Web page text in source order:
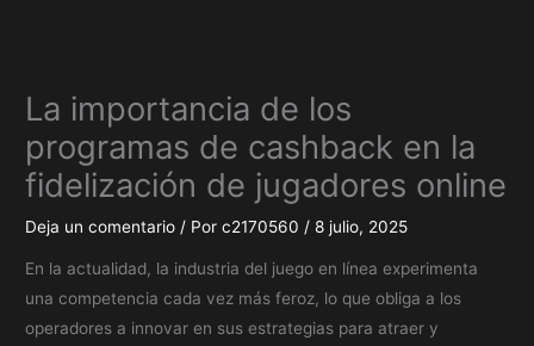
La importancia de los
programas de cashback en la
fidelización de jugadores online
Deja un comentario / Porc2170560 /8 julio, 2025
En la actualidad, la industria del juego en línea experimenta
una competencia cada vez más feroz, lo que obliga a los
operadores a innovar en sus estrategias para atraer y